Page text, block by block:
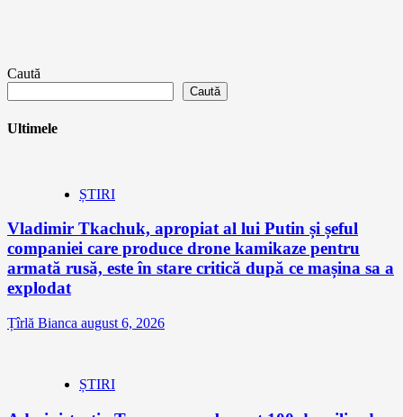
Caută
Caută
Ultimele
ȘTIRI
Vladimir Tkachuk, apropiat al lui Putin și șeful
companiei care produce drone kamikaze pentru
armată rusă, este în stare critică după ce mașina sa a
explodat
Țîrlă Bianca august 6, 2026
ȘTIRI